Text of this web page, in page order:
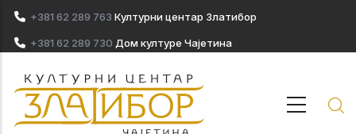
Skip to main content
+381 62 289 763 Културни центар Златибор
+381 62 289 730 Дом културе Чајетина